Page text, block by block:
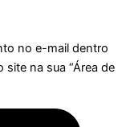
no e-mail dentro
na sua “Área de